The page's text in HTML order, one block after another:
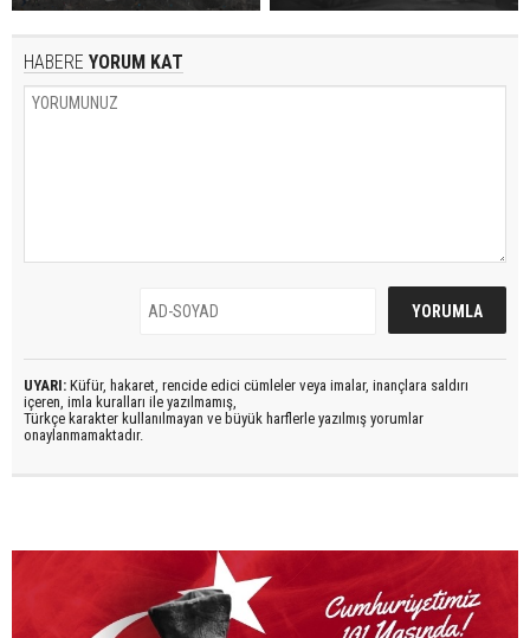
HABERE YORUM KAT
UYARI: Küfür, hakaret, rencide edici cümleler veya imalar, inançlara saldırı
içeren, imla kuralları ile yazılmamış,
Türkçe karakter kullanılmayan ve büyük harflerle yazılmış yorumlar
onaylanmamaktadır.